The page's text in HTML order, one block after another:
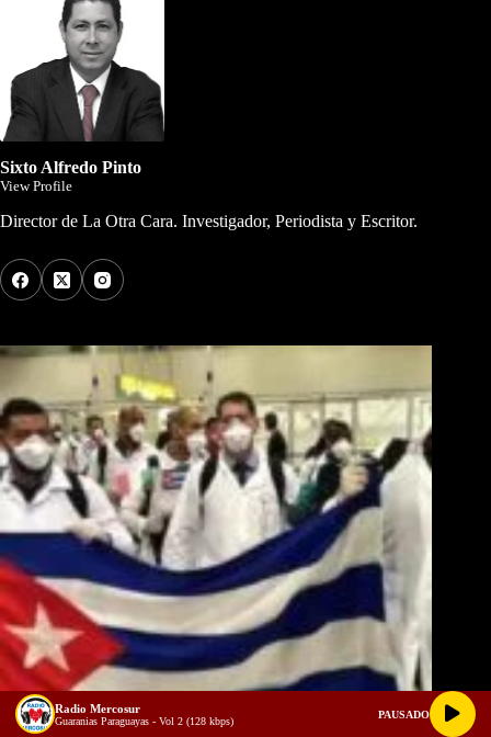
Sixto Alfredo Pinto
View Profile
Director de La Otra Cara. Investigador, Periodista y Escritor.
Radio Mercosur
Guaranias Paraguayas - Vol 2 (128 kbps)
PAUSADO